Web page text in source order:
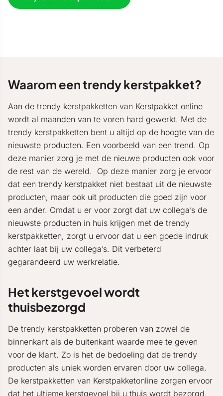
Waarom een trendy kerstpakket?
Aan de trendy kerstpakketten van Kerstpakket online
wordt al maanden van te voren hard gewerkt. Met de
trendy kerstpakketten bent u altijd op de hoogte van de
nieuwste producten. Een voorbeeld van een trend. Op
deze manier zorg je met de nieuwe producten ook voor
de rest van de wereld. Op deze manier zorg je ervoor
dat een trendy kerstpakket niet bestaat uit de nieuwste
producten, maar ook uit producten die goed zijn voor
een ander. Omdat u er voor zorgt dat uw collega’s de
nieuwste producten in huis krijgen met de trendy
kerstpakketten, zorgt u ervoor dat u een goede indruk
achter laat bij uw collega’s. Dit verbeterd
gegarandeerd uw werkrelatie.
Het kerstgevoel wordt
thuisbezorgd
De trendy kerstpakketten proberen van zowel de
binnenkant als de buitenkant waarde mee te geven
voor de klant. Zo is het de bedoeling dat de trendy
producten als uniek worden ervaren door uw collega.
De kerstpakketten van Kerstpakketonline zorgen ervoor
dat het ultieme kerstgevoel bij u thuis wordt bezorgd.